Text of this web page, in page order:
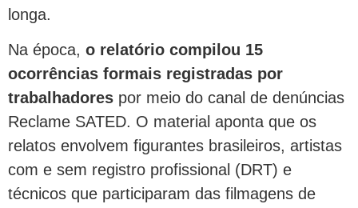
longa.
Na época, o relatório compilou 15
ocorrências formais registradas por
trabalhadores por meio do canal de denúncias
Reclame SATED. O material aponta que os
relatos envolvem figurantes brasileiros, artistas
com e sem registro profissional (DRT) e
técnicos que participaram das filmagens de